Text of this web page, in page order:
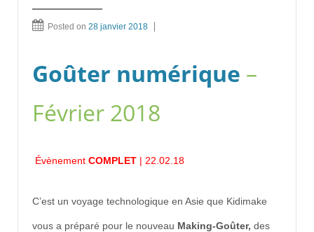
Posted on 28 janvier 2018
Goûter numérique –
Février 2018
Évènement COMPLET | 22.02.18
C’est un voyage technologique en Asie que Kidimake
vous a préparé pour le nouveau Making-Goûter, des